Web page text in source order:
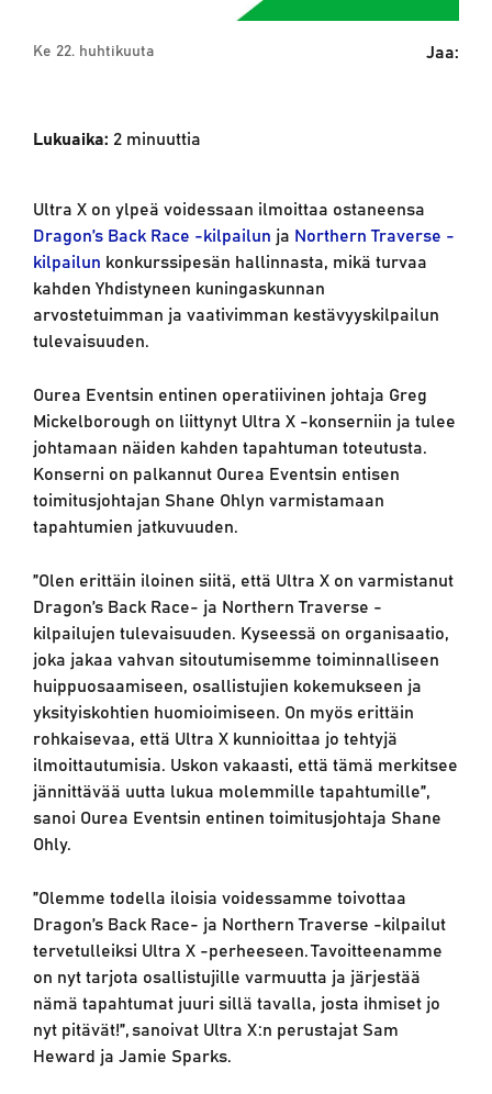
Ke 22. huhtikuuta Jaa:
Lukuaika: 2 minuuttia
Ultra X on ylpeä voidessaan ilmoittaa ostaneensa
Dragon’s Back Race -kilpailun ja Northern Traverse -
kilpailun konkurssipesän hallinnasta, mikä turvaa
kahden Yhdistyneen kuningaskunnan
arvostetuimman ja vaativimman kestävyyskilpailun
tulevaisuuden.
Ourea Eventsin entinen operatiivinen johtaja Greg
Mickelborough on liittynyt Ultra X -konserniin ja tulee
johtamaan näiden kahden tapahtuman toteutusta.
Konserni on palkannut Ourea Eventsin entisen
toimitusjohtajan Shane Ohlyn varmistamaan
tapahtumien jatkuvuuden.
”Olen erittäin iloinen siitä, että Ultra X on varmistanut
Dragon’s Back Race- ja Northern Traverse -
kilpailujen tulevaisuuden. Kyseessä on organisaatio,
joka jakaa vahvan sitoutumisemme toiminnalliseen
huippuosaamiseen, osallistujien kokemukseen ja
yksityiskohtien huomioimiseen. On myös erittäin
rohkaisevaa, että Ultra X kunnioittaa jo tehtyjä
ilmoittautumisia. Uskon vakaasti, että tämä merkitsee
jännittävää uutta lukua molemmille tapahtumille”,
sanoi Ourea Eventsin entinen toimitusjohtaja Shane
Ohly.
”Olemme todella iloisia voidessamme toivottaa
Dragon’s Back Race- ja Northern Traverse -kilpailut
tervetulleiksi Ultra X -perheeseen. Tavoitteenamme
on nyt tarjota osallistujille varmuutta ja järjestää
nämä tapahtumat juuri sillä tavalla, josta ihmiset jo
nyt pitävät!”, sanoivat Ultra X:n perustajat Sam
Heward ja Jamie Sparks.